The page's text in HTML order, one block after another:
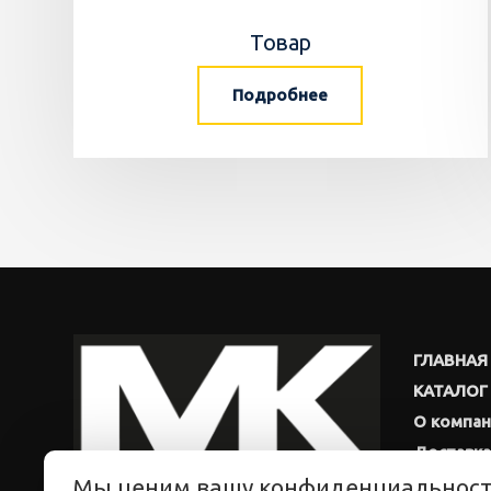
Товар
Подробнее
ГЛАВНАЯ
КАТАЛОГ
О
Доставка
Новости